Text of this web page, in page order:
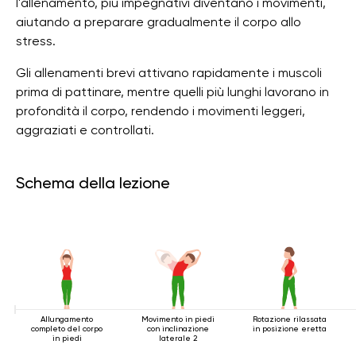
aiutando a preparare gradualmente il corpo allo
stress.
Gli allenamenti brevi attivano rapidamente i muscoli
prima di pattinare, mentre quelli più lunghi lavorano in
profondità il corpo, rendendo i movimenti leggeri,
aggraziati e controllati.
Schema della lezione
Allungamento
completo del corpo
in piedi
Movimento in piedi
con inclinazione
laterale 2
Rotazione rilassata
in posizione eretta